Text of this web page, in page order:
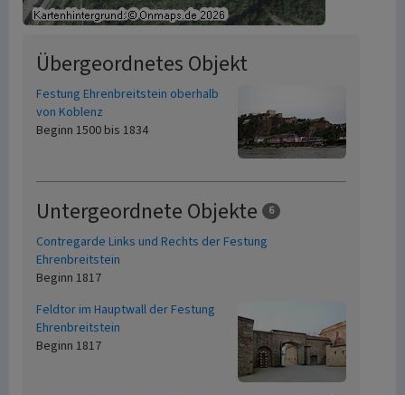
Übergeordnetes Objekt
Festung Ehrenbreitstein oberhalb
von Koblenz
Beginn 1500 bis 1834
Untergeordnete Objekte 6
Contregarde Links und Rechts der Festung
Ehrenbreitstein
Beginn 1817
Feldtor im Hauptwall der Festung
Ehrenbreitstein
Beginn 1817